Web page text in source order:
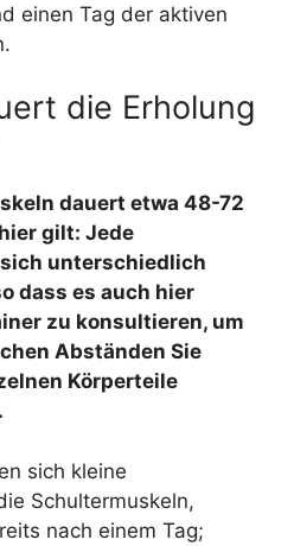
einen Tag der aktiven
die Erholung
dauert etwa 48-72
gilt: Jede
unterschiedlich
dass es auch hier
zu konsultieren, um
Abständen Sie
Körperteile
sich kleine
Schultermuskeln,
nach einem Tag;